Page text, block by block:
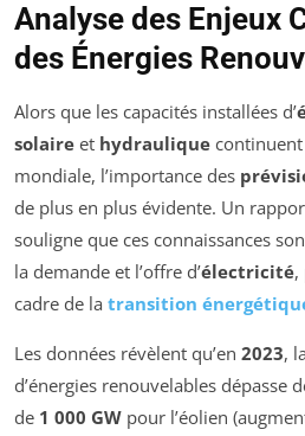
Analyse des Enjeux
des Énergies
Alors que les capacités installées d’
solaire et hydraulique continuent
mondiale, l’importance des
de plus en plus évidente. Un
souligne que ces connaissances
la demande et l’offre d’électricité,
cadre de la transition
Les données révèlent qu’en 2023,
d’énergies renouvelables dépasse
de 1 000 GW pour l’éolien